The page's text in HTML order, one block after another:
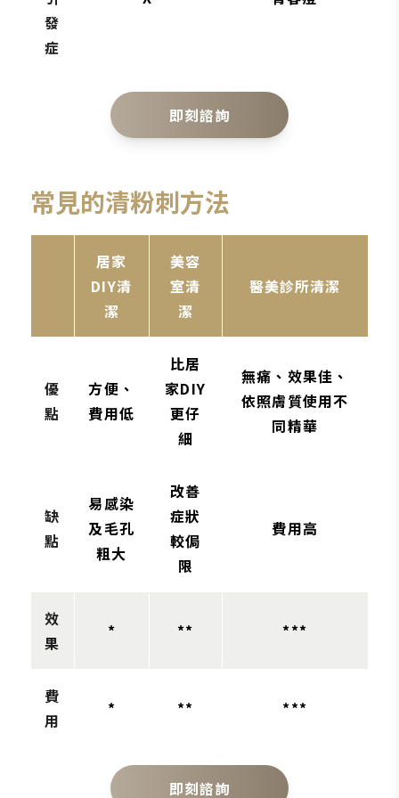
發
症
即刻諮詢
常見的清粉刺方法
居家
DIY清
潔
美容
室清
潔
醫美診所清潔
優
點
方便、
費用低
比居
家DIY
更仔
細
無痛、效果佳、
依照膚質使用不
同精華
缺
點
易感染
及毛孔
粗大
改善
症狀
較侷
限
費用高
效
果
* ** ***
費
用
* ** ***
即刻諮詢